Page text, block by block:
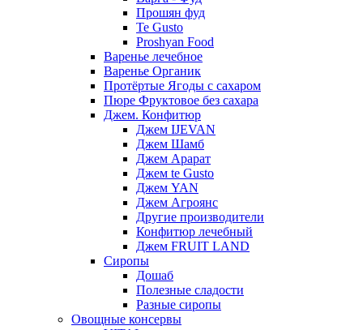
Прошян фуд
Te Gusto
Proshyan Food
Варенье лечебное
Варенье Органик
Протёртые Ягоды с сахаром
Пюре Фруктовое без сахара
Джем. Конфитюр
Джем IJEVAN
Джем Шамб
Джем Арарат
Джем te Gusto
Джем YAN
Джем Агроянс
Другие производители
Конфитюр лечебный
Джем FRUIT LAND
Сиропы
Дошаб
Полезные сладости
Разные сиропы
Овощные консервы